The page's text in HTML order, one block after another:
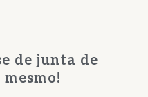
de junta de